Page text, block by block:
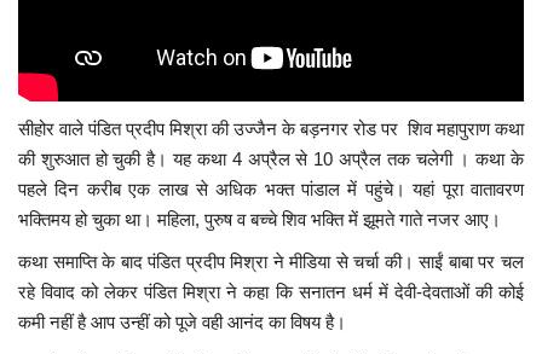
सीहोर वाले पंडित प्रदीप मिश्रा की उज्जैन के बड़नगर रोड पर शिव महापुराण कथा
की शुरुआत हो चुकी है। यह कथा 4 अप्रैल से 10 अप्रैल तक चलेगी । कथा के
पहले दिन करीब एक लाख से अधिक भक्त पांडाल में पहुंचे। यहां पूरा वातावरण
भक्तिमय हो चुका था। महिला, पुरुष व बच्चे शिव भक्ति में झूमते गाते नजर आए।
कथा समाप्ति के बाद पंडित प्रदीप मिश्रा ने मीडिया से चर्चा की। साईं बाबा पर चल
रहे विवाद को लेकर पंडित मिश्रा ने कहा कि सनातन धर्म में देवी-देवताओं की कोई
कमी नहीं है आप उन्हीं को पूजे वही आनंद का विषय है।